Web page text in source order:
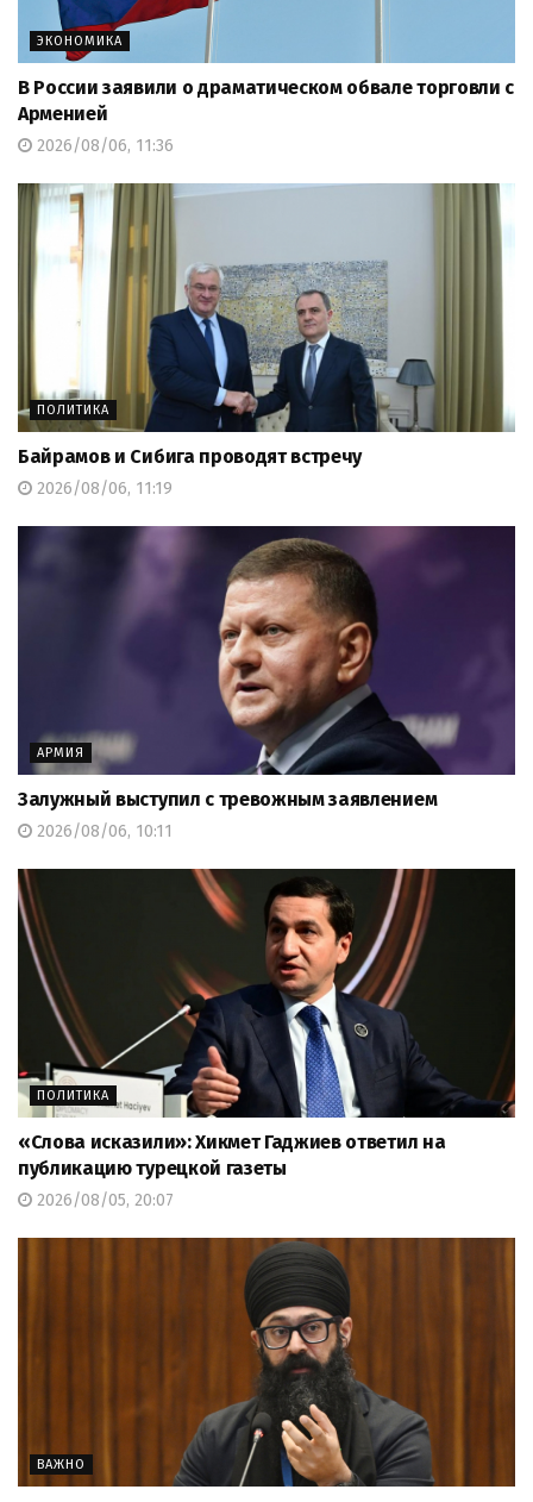
ЭКОНОМИКА
В России заявили о драматическом обвале торговли с
Арменией
2026/08/06, 11:36
ПОЛИТИКА
Байрамов и Сибига проводят встречу
2026/08/06, 11:19
АРМИЯ
Залужный выступил с тревожным заявлением
2026/08/06, 10:11
ПОЛИТИКА
«Слова исказили»: Хикмет Гаджиев ответил на
публикацию турецкой газеты
2026/08/05, 20:07
ВАЖНО